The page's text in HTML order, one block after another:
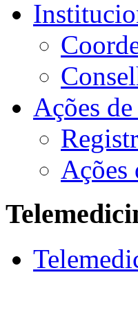
Ações
Ações